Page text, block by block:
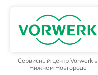
Сервисный центр Vorwerk в
Нижнем Новгороде